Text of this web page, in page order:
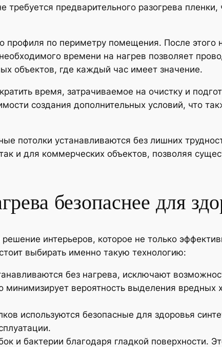
предварительного разогрева пленки,
профиля по периметру помещения. После этого
времени на нагрев позволяет
объектов, где каждый час имеет значение.
время, затрачиваемое на очистку и
создания дополнительных условий, что
потолки устанавливаются без лишних
и для коммерческих объектов, позволяя
безопаснее для
интерьеров, которое не только
выбирать именно такую технологию:
без нагрева, исключают
вероятность выделения вредных
используются безопасные для здоровья
и бактерии благодаря гладкой поверхности.